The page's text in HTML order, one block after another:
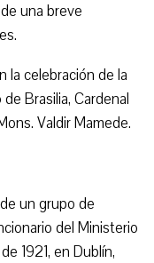
una breve
la celebración de la
Brasilia, Cardenal
Valdir Mamede.
un grupo de
del Ministerio
1921, en Dublín,